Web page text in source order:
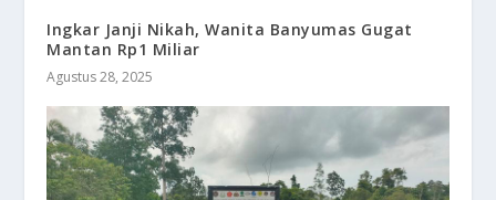
Ingkar Janji Nikah, Wanita Banyumas Gugat
Mantan Rp1 Miliar
Agustus 28, 2025